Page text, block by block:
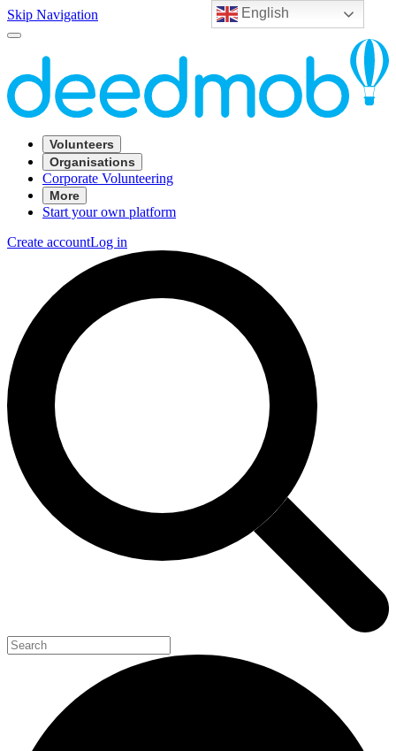
English
Skip Navigation
Volunteers
Organisations
Corporate Volunteering
More
Start your own platform
Create accountLog in